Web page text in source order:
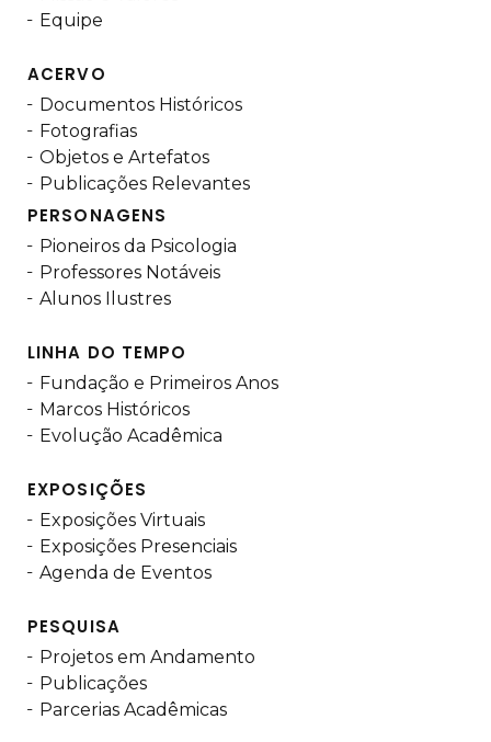
Equipe
ACERVO
Documentos Históricos
Fotografias
Objetos e Artefatos
Publicações Relevantes
PERSONAGENS
Pioneiros da Psicologia
Professores Notáveis
Alunos Ilustres
LINHA DO TEMPO
Fundação e Primeiros Anos
Marcos Históricos
Evolução Acadêmica
EXPOSIÇÕES
Exposições Virtuais
Exposições Presenciais
Agenda de Eventos
PESQUISA
Projetos em Andamento
Publicações
Parcerias Acadêmicas